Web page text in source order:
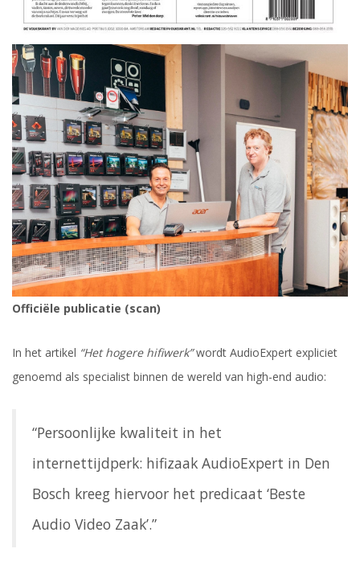
Officiële publicatie (scan)
In het artikel “Het hogere hifiwerk”wordt AudioExpert expliciet
genoemd als specialist binnen de wereld van high-end audio:
“Persoonlijke kwaliteit in het
internettijdperk: hifizaak AudioExpert in Den
Bosch kreeg hiervoor het predicaat ‘Beste
Audio Video Zaak’.”